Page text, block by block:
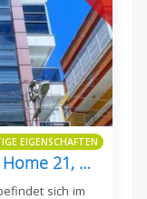
EIGENSCHAFTEN
Möblierte 1+1-Wohnung In Best Home 21, Güller Pınarı
sich im